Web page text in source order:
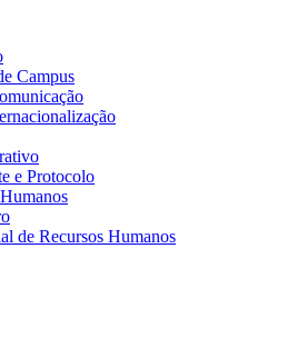
Campus
e Protocolo
de Recursos Humanos